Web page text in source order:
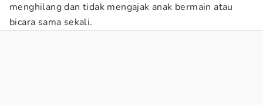
menghilang dan tidak mengajak anak bermain atau
bicara sama sekali.